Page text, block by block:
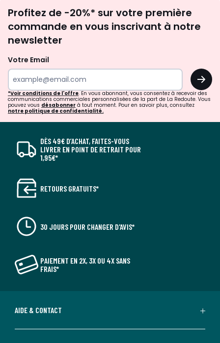
newsletter
Profitez de -20%* sur votre première
commande en vous inscrivant à notre
newsletter
Votre Email
OK
*Voir conditions de l'offre. En vous abonnant, vous consentez à recevoir des
communications commerciales personnalisées de la part de La Redoute. Vous
pouvez vous désabonner à tout moment. Pour en savoir plus, consultez
notre politique de confidentialité.
DÈS 49€ D’ACHAT, FAITES-VOUS
LIVRER EN POINT DE RETRAIT POUR
1,95€*
RETOURS GRATUITS*
30 JOURS POUR CHANGER D'AVIS*
PAIEMENT EN 2X, 3X OU 4X SANS
FRAIS*
AIDE & CONTACT